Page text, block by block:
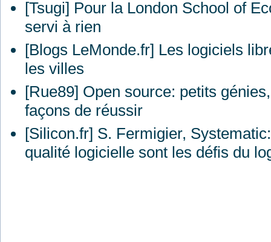
[Tsugi] Pour la London School of
servi à rien
[Blogs LeMonde.fr] Les logiciels
les villes
[Rue89] Open source: petits
façons de réussir
[Silicon.fr] S. Fermigier,
qualité logicielle sont les défis du